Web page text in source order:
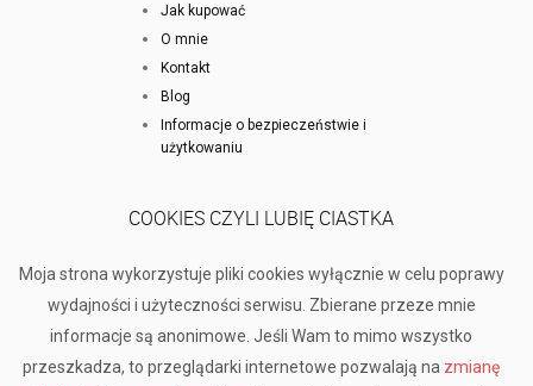
Jak kupować
O mnie
Kontakt
Blog
Informacje o bezpieczeństwie i
użytkowaniu
COOKIES CZYLI LUBIĘ CIASTKA
Moja strona wykorzystuje pliki cookies wyłącznie w celu poprawy
wydajności i użyteczności serwisu. Zbierane przeze mnie
informacje są anonimowe. Jeśli Wam to mimo wszystko
przeszkadza, to przeglądarki internetowe pozwalają na zmianę